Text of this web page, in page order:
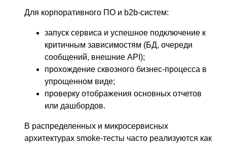
Для корпоративного ПО и b2b-систем:
запуск сервиса и успешное подключение к
критичным зависимостям (БД, очереди
сообщений, внешние API);
прохождение сквозного бизнес-процесса в
упрощенном виде;
проверку отображения основных отчетов
или дашбордов.
В распределенных и микросервисных
архитектурах smoke-тесты часто реализуются как